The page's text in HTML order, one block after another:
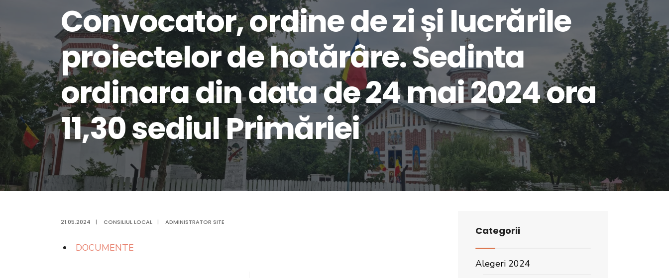
Convocator, ordine de zi și lucrările
proiectelor de hotărâre. Sedinta
ordinara din data de 24 mai 2024 ora
11,30 sediul Primăriei
21.05.2024 | CONSILIUL LOCAL | ADMINISTRATOR SITE
DOCUMENTE
Categorii
Alegeri 2024